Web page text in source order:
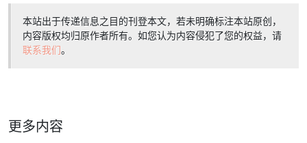
本站出于传递信息之目的刊登本文，若未明确标注本站原创，
内容版权均归原作者所有。如您认为内容侵犯了您的权益，请
联系我们。
更多内容